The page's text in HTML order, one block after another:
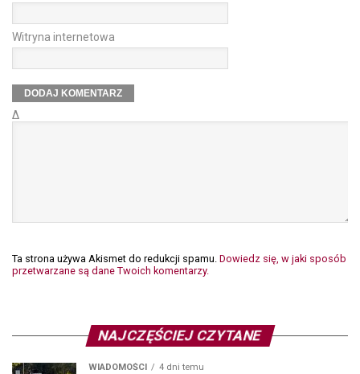
Witryna internetowa
Δ
Ta strona używa Akismet do redukcji spamu. Dowiedz się, w jaki sposób
przetwarzane są dane Twoich komentarzy.
NAJCZĘŚCIEJ CZYTANE
WIADOMOŚCI 4 dni temu